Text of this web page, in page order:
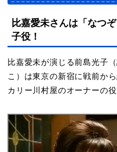
比嘉愛未さんは「なつ
子役！
比嘉愛未が演じる前島光子
こ）は東京の新宿に戦前か
カリー川村屋のオーナーの役